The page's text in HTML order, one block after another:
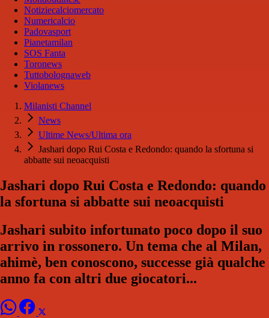
Notiziecalciomercato
Numericalcio
Padovasport
Pianetamilan
SOS Fanta
Toronews
Tuttobolognaweb
Violanews
Milanisti Channel
News
Ultime News/Ultima ora
Jashari dopo Rui Costa e Redondo: quando la sfortuna si
abbatte sui neoacquisti
Jashari dopo Rui Costa e Redondo: quando
la sfortuna si abbatte sui neoacquisti
Jashari subito infortunato poco dopo il suo
arrivo in rossonero. Un tema che al Milan,
ahimè, ben conoscono, successe già qualche
anno fa con altri due giocatori...